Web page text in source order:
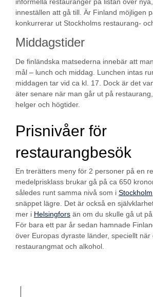
inneställen att gå till. Är Finland möjligen
konkurrerar ut Stockholms restaurang-
Middagstider
De finländska matsederna innebär att
mål – lunch och middag. Lunchen intas
middagen tar vid ca kl. 17. Dock är det
äter senare när man går ut på
helger och högtider.
Prisnivåer för
restaurangbesök
En trerätters meny för 2 personer på en
medelprisklass brukar gå på ca 650
således runt samma nivå som i Stockholm
snäppet lägre. Det är också en
mer i Helsingfors än om du skulle gå ut
För bara ett par år sedan hamnade
över Europas dyraste länder, speciellt när
restaurangmat och alkohol.